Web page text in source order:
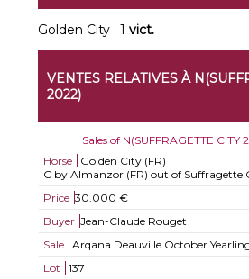
Golden City : 1vict.
VENTES RELATIVES À
2022)
Sales of N(SUFFRAGETTE CITY
Horse
Golden City (FR)
C by Almanzor (FR) out of Suffragette
Price 30.000 €
Buyer Jean-Claude Rouget
Sale
Arqana Deauville October
Lot
137